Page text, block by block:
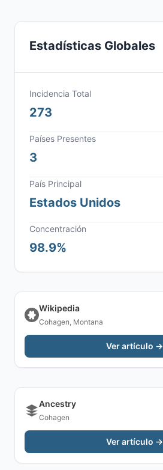
Estadísticas Globales
Incidencia Total
273
Países Presentes
3
País Principal
Estados Unidos
Concentración
98.9%
Wikipedia
Cohagen, Montana
Ver artículo →
Ancestry
Cohagen
Ver artículo →